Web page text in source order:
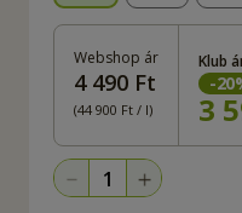
Webshop ár
4 490 Ft
(44 900 Ft / l)
Klub
-20
3